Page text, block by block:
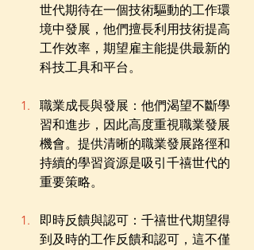
世代期待在一個技術驅動的工作環
境中發展，他們擅長利用技術提高
工作效率，期望雇主能提供最新的
科技工具和平台。
職業成長與發展：他們渴望不斷學
習和進步，因此高度重視職業發展
機會。提供清晰的職業發展路徑和
持續的學習資源是吸引千禧世代的
重要策略。
即時反饋與認可：千禧世代期望得
到及時的工作反饋和認可，這不僅